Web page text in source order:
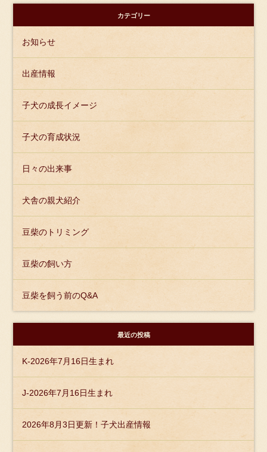
カテゴリー
お知らせ
出産情報
子犬の成長イメージ
子犬の育成状況
日々の出来事
犬舎の親犬紹介
豆柴のトリミング
豆柴の飼い方
豆柴を飼う前のQ&A
最近の投稿
K-2026年7月16日生まれ
J-2026年7月16日生まれ
2026年8月3日更新！子犬出産情報